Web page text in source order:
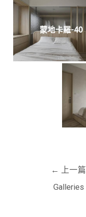
蒙地卡羅-40
←
上一篇
Galleries